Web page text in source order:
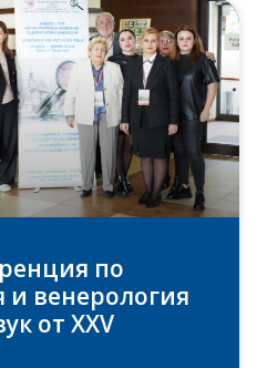
по
и венерология
от XXV